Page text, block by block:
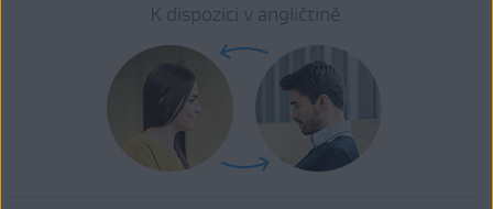
K dispozici v angličtině